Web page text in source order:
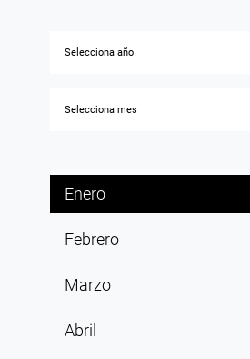
Enero
Febrero
Marzo
Abril